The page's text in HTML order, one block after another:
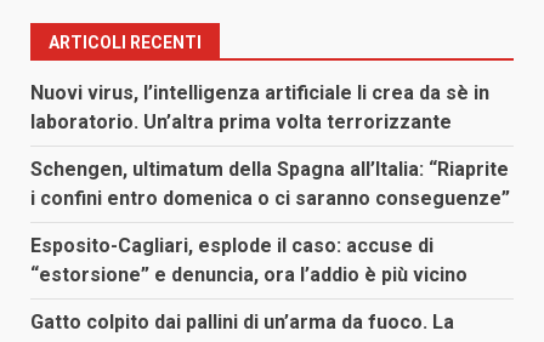
ARTICOLI RECENTI
Nuovi virus, l’intelligenza artificiale li crea da sè in
laboratorio. Un’altra prima volta terrorizzante
Schengen, ultimatum della Spagna all’Italia: “Riaprite
i confini entro domenica o ci saranno conseguenze”
Esposito-Cagliari, esplode il caso: accuse di
“estorsione” e denuncia, ora l’addio è più vicino
Gatto colpito dai pallini di un’arma da fuoco. La